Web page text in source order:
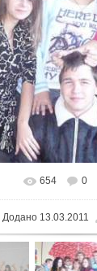
У реальному розмірі
654 0
Додано13.03.2011